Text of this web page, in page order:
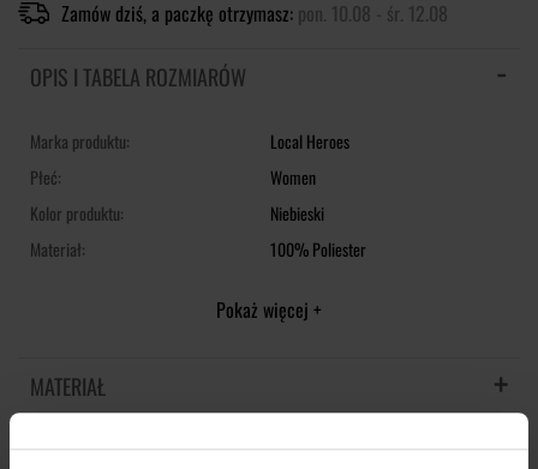
Zamów dziś, a paczkę otrzymasz: pon. 10.08 - śr. 12.08
OPIS I TABELA ROZMIARÓW
Marka produktu:
Local Heroes
Płeć:
Women
Kolor produktu:
Niebieski
Materiał:
100% Poliester
Krótka, trapezowa spódnica z nadrukiem w kolorową kratkę. Z
Silikonowy emblemat Local Heroes na dole. Dół zakończony
prostym szwem.
Regular fit
Pokaż więcej +
MATERIAŁ
KOSZT DOSTAWY